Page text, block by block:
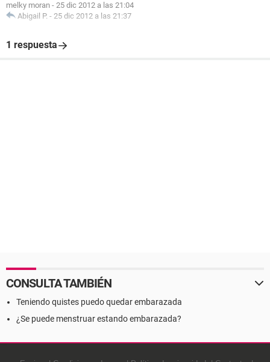
melky moran - 25 dic 2012 a las 21:04
Abigail P. - 25 dic 2012 a las 21:37
1 respuesta
CONSULTA TAMBIÉN
Teniendo quistes puedo quedar embarazada
¿Se puede menstruar estando embarazada?